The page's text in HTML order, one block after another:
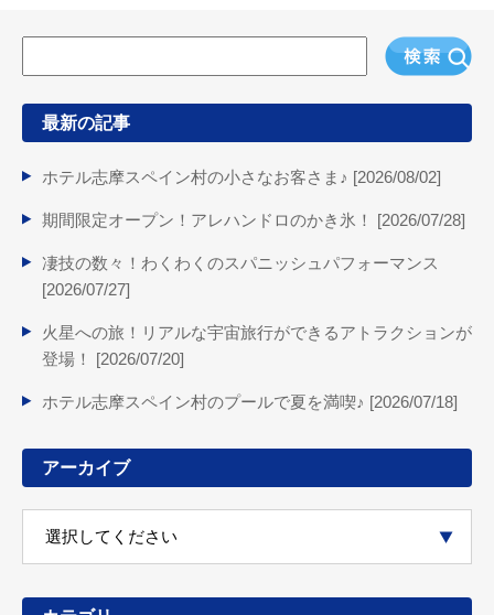
最新の記事
ホテル志摩スペイン村の小さなお客さま♪ [2026/08/02]
期間限定オープン！アレハンドロのかき氷！ [2026/07/28]
凄技の数々！わくわくのスパニッシュパフォーマンス
[2026/07/27]
火星への旅！リアルな宇宙旅行ができるアトラクションが
登場！ [2026/07/20]
ホテル志摩スペイン村のプールで夏を満喫♪ [2026/07/18]
アーカイブ